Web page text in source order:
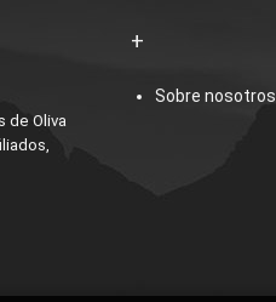
de Oliva
+
Sobre nosotros